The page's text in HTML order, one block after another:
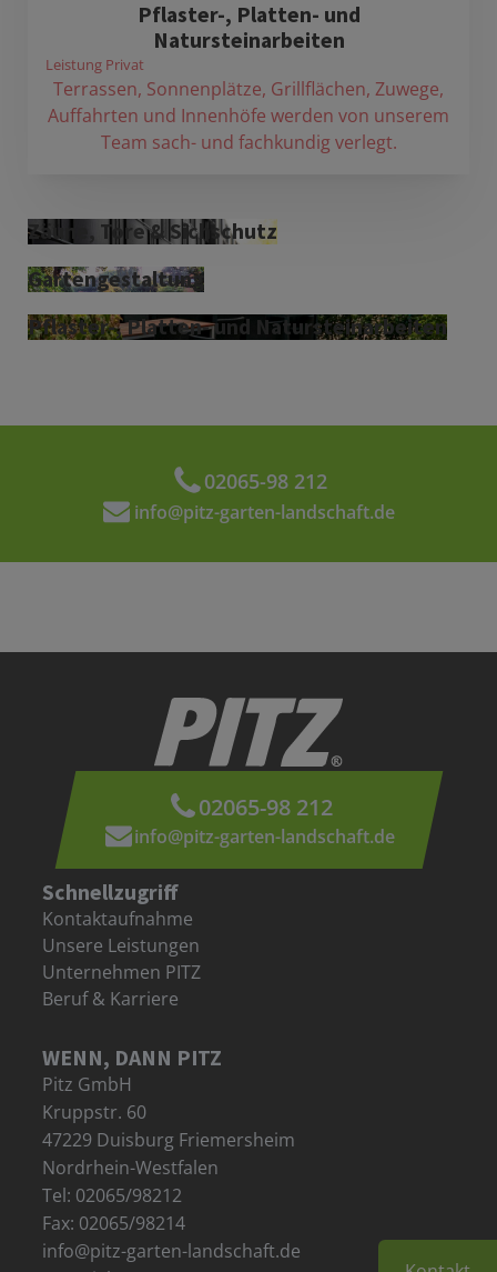
Pflaster-, Platten- und
Natursteinarbeiten
Leistung Privat
Terrassen, Sonnenplätze, Grillflächen, Zuwege,
Auffahrten und Innenhöfe werden von unserem
Team sach- und fachkundig verlegt.
Zäune, Tore & Sichschutz
Gartengestaltung
Pflaster-, Platten- und Natursteinarbeiten
02065-98 212
info@pitz-garten-landschaft.de
02065-98 212
info@pitz-garten-landschaft.de
WENN, DANN PITZ
Pitz GmbH
Kruppstr. 60
47229 Duisburg Friemersheim
Nordrhein-Westfalen
Tel: 02065/98212
Fax: 02065/98214
info@pitz-garten-landschaft.de
Schnellzugriff
Kontaktaufnahme
Unsere Leistungen
Unternehmen PITZ
Beruf & Karriere